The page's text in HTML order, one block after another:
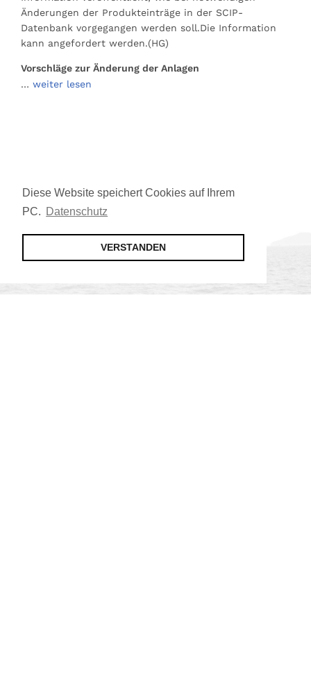
Diese Website speichert Cookies auf Ihrem
PC. Datenschutz
VERSTANDEN
Änderungen der Produkteinträge in der SCIP-
Datenbank vorgegangen werden soll.Die Information
kann angefordert werden.(HG)
Vorschläge zur Änderung der Anlagen
… weiter lesen